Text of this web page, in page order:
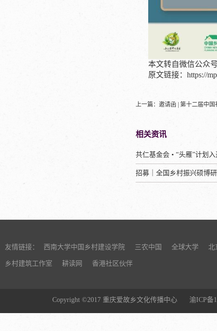
本文转自微信公众
原文链接：https://
上一篇： 邀请函 | 第十二届中
相关资讯
招募｜全国乡村振兴硕博
友情链接： 西南大学中国乡村建设学院 三农中国 全球大学 北
乡村建筑工作室 耕读网 香港社区伙伴
Copyright ©2017 重庆爱故乡文化传播中心 渝ICP备